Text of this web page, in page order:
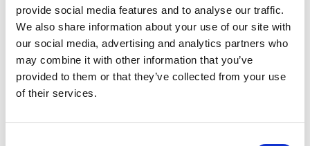
provide social media features and to analyse our traffic.
We also share information about your use of our site with
our social media, advertising and analytics partners who
may combine it with other information that you’ve
provided to them or that they’ve collected from your use
of their services.
Overview Economica
Repubblica Ceca